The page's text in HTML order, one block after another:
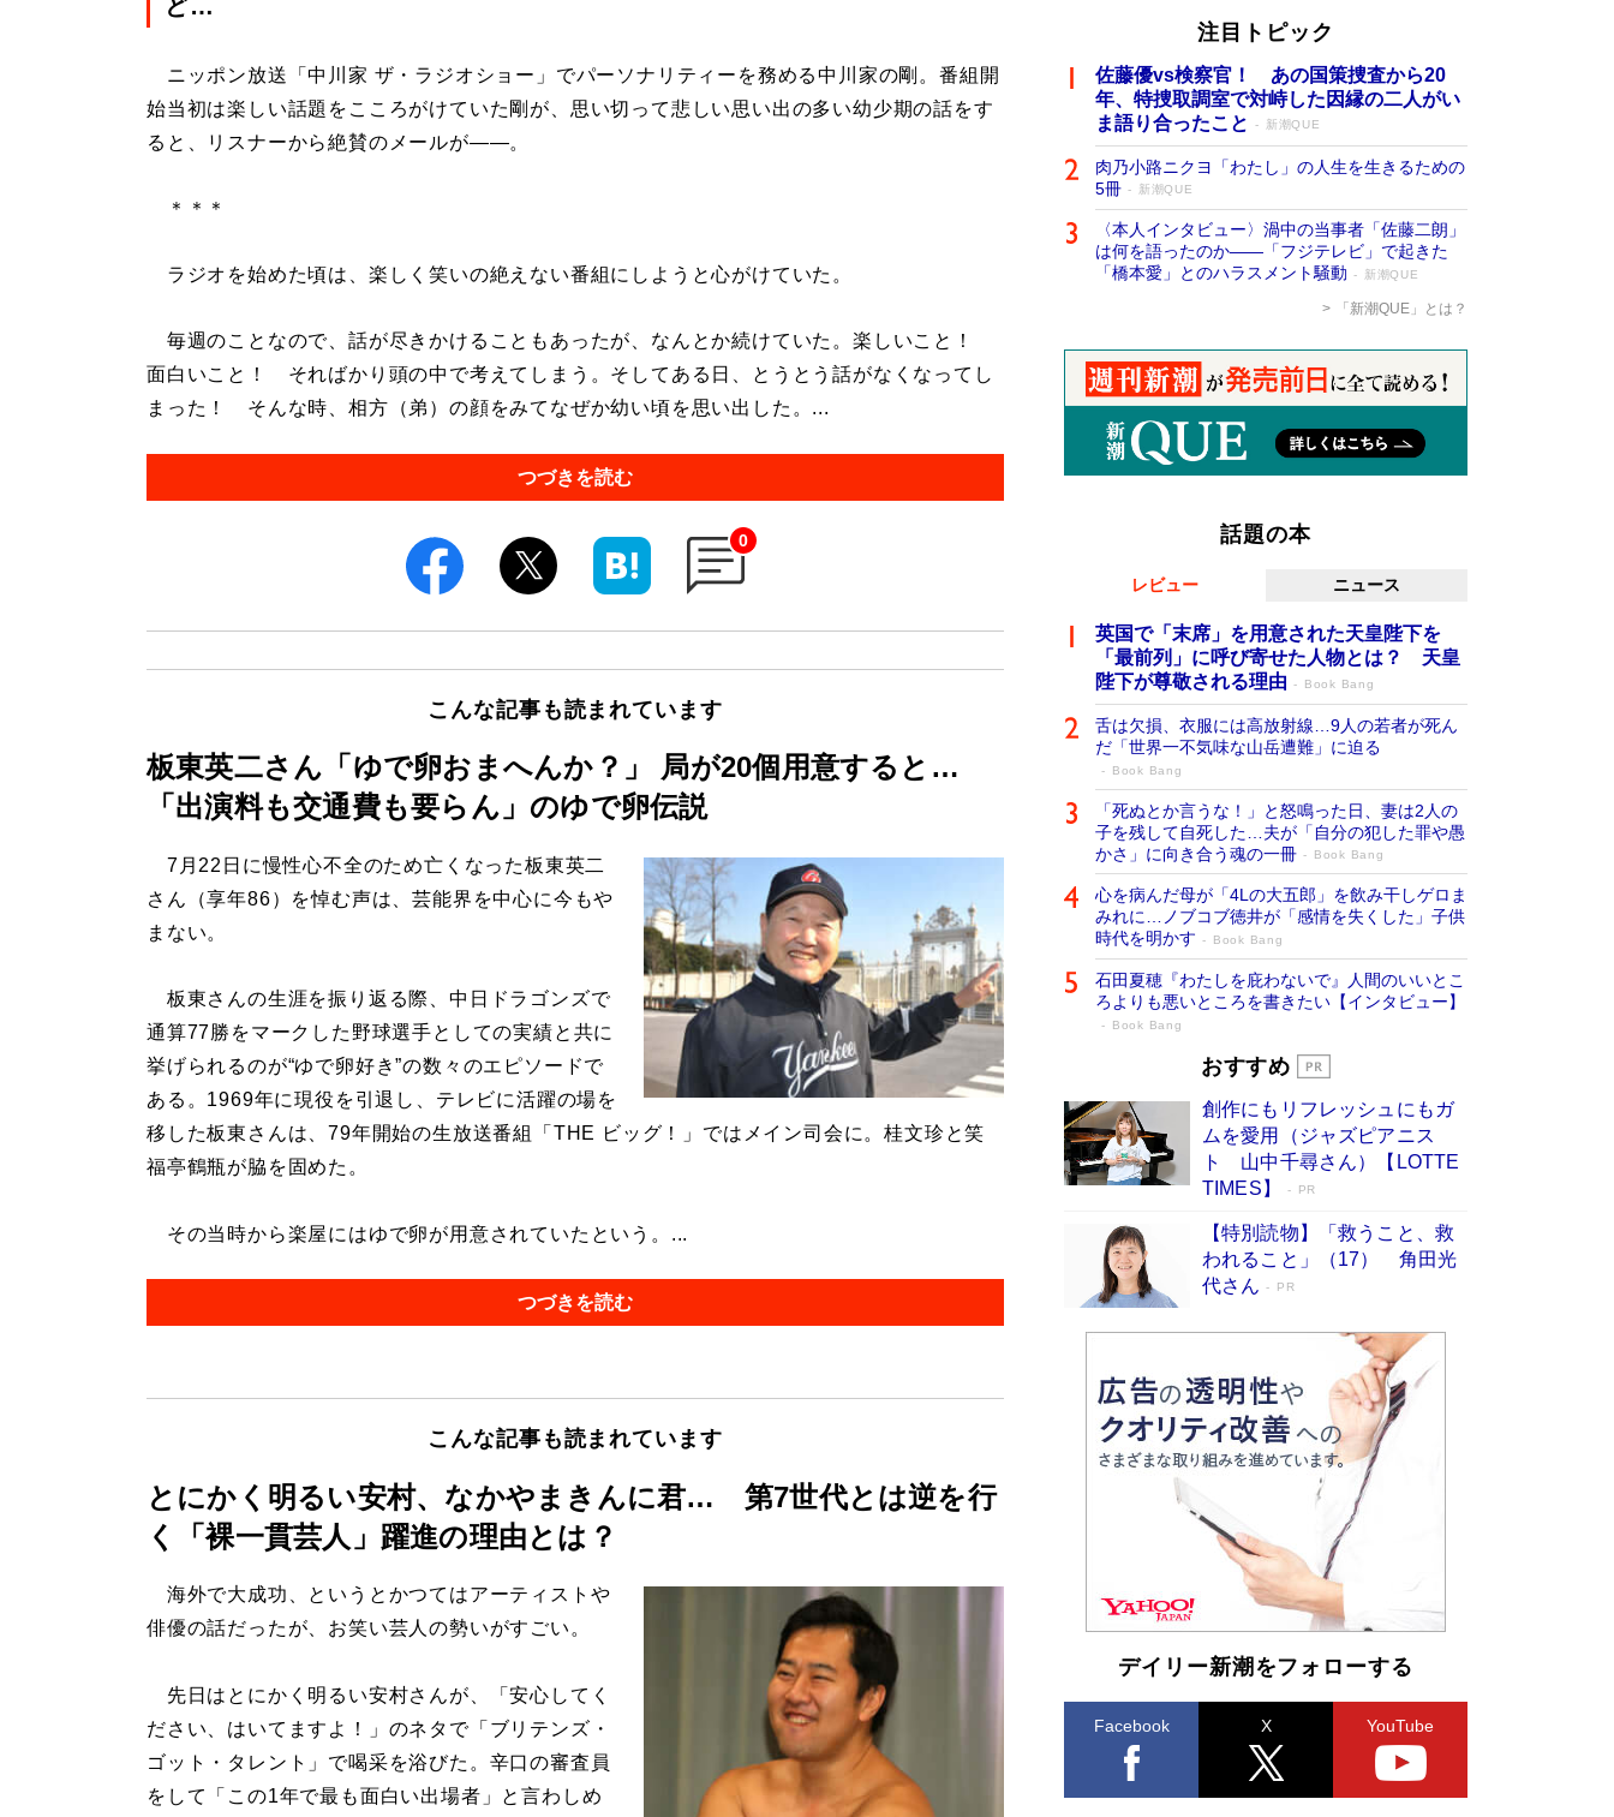
ど…
ニッポン放送「中川家 ザ・ラジオショー」でパーソナリティーを務める中川家の剛。番組開
始当初は楽しい話題をこころがけていた剛が、思い切って悲しい思い出の多い幼少期の話をす
ると、リスナーから絶賛のメールが――。
＊＊＊
ラジオを始めた頃は、楽しく笑いの絶えない番組にしようと心がけていた。
毎週のことなので、話が尽きかけることもあったが、なんとか続けていた。楽しいこと！
面白いこと！ そればかり頭の中で考えてしまう。そしてある日、とうとう話がなくなってし
まった！ そんな時、相方（弟）の顔をみてなぜか幼い頃を思い出した。...
つづきを読む
0
こんな記事も読まれています
板東英二さん「ゆで卵おまへんか？」 局が20個用意すると…
「出演料も交通費も要らん」のゆで卵伝説
7月22日に慢性心不全のため亡くなった板東英二
さん（享年86）を悼む声は、芸能界を中心に今もや
まない。
板東さんの生涯を振り返る際、中日ドラゴンズで
通算77勝をマークした野球選手としての実績と共に
挙げられるのが“ゆで卵好き”の数々のエピソードで
ある。1969年に現役を引退し、テレビに活躍の場を
移した板東さんは、79年開始の生放送番組「THE ビッグ！」ではメイン司会に。桂文珍と笑
福亭鶴瓶が脇を固めた。
その当時から楽屋にはゆで卵が用意されていたという。...
つづきを読む
こんな記事も読まれています
とにかく明るい安村、なかやまきんに君… 第7世代とは逆を行
く「裸一貫芸人」躍進の理由とは？
海外で大成功、というとかつてはアーティストや
俳優の話だったが、お笑い芸人の勢いがすごい。
先日はとにかく明るい安村さんが、「安心してく
ださい、はいてますよ！」のネタで「ブリテンズ・
ゴット・タレント」で喝采を浴びた。辛口の審査員
をして「この1年で最も面白い出場者」と言わしめ
注目トピック
佐藤優vs検察官！ あの国策捜査から20
年、特捜取調室で対峙した因縁の二人がい
ま語り合ったこと
新潮QUE
肉乃小路ニクヨ「わたし」の人生を生きるための
5冊
新潮QUE
〈本人インタビュー〉渦中の当事者「佐藤二朗」
は何を語ったのか――「フジテレビ」で起きた
「橋本愛」とのハラスメント騒動
新潮QUE
「新潮QUE」とは？
話題の本
レビュー ニュース
英国で「末席」を用意された天皇陛下を
「最前列」に呼び寄せた人物とは？ 天皇
陛下が尊敬される理由
Book Bang
舌は欠損、衣服には高放射線…9人の若者が死ん
だ「世界一不気味な山岳遭難」に迫る
Book Bang
「死ぬとか言うな！」と怒鳴った日、妻は2人の
子を残して自死した…夫が「自分の犯した罪や愚
かさ」に向き合う魂の一冊
Book Bang
心を病んだ母が「4Lの大五郎」を飲み干しゲロま
みれに…ノブコブ徳井が「感情を失くした」子供
時代を明かす
Book Bang
石田夏穂『わたしを庇わないで』人間のいいとこ
ろよりも悪いところを書きたい【インタビュー】
Book Bang
「叱って伸びるやつは、褒めたらもっと伸
た“人を育てるコツ”…芸への考え方を明か
す
Book Bang
「『火垂るの墓』は、大嘘である」原作者が抱き
続けた“自責の念”とは…「自己憐憫は描きたくな
い」監督が徹底的にこだわったこと（後編） #
戦争の記憶
Book Bang
美輪明宏 晩年の回答を集めた『ほほえんで生き
るための人生相談』がランクイン［エンターテイ
メントベストセラー］
Book Bang
「宇宙兄弟」最終46巻がベストセラー1位 宇宙
開発への関心を押し上げた18年の物語に幕 特装
版には「宇宙で描かれたマンガ」も収録
Book Bang
友近氏、絶賛！ 鎌倉を舞台に、孤独を抱えた
人々が新たな一歩を踏み出す連作短篇集『海のほ
とりのプラネット』試し読み
Book Bang
おすすめ
創作にもリフレッシュにもガ
ムを愛用（ジャズピアニス
ト 山中千尋さん）【LOTTE
TIMES】
PR
【特別読物】「救うこと、救
われること」（17） 角田光
代さん
PR
デイリー新潮をフォローする
Facebook X YouTube